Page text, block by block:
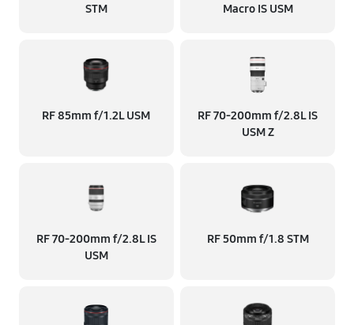
STM
Macro IS USM
RF 85mm f/1.2L USM
RF 70‑200mm f/2.8L IS
USM Z
RF 70‑200mm f/2.8L IS
USM
RF 50mm f/1.8 STM